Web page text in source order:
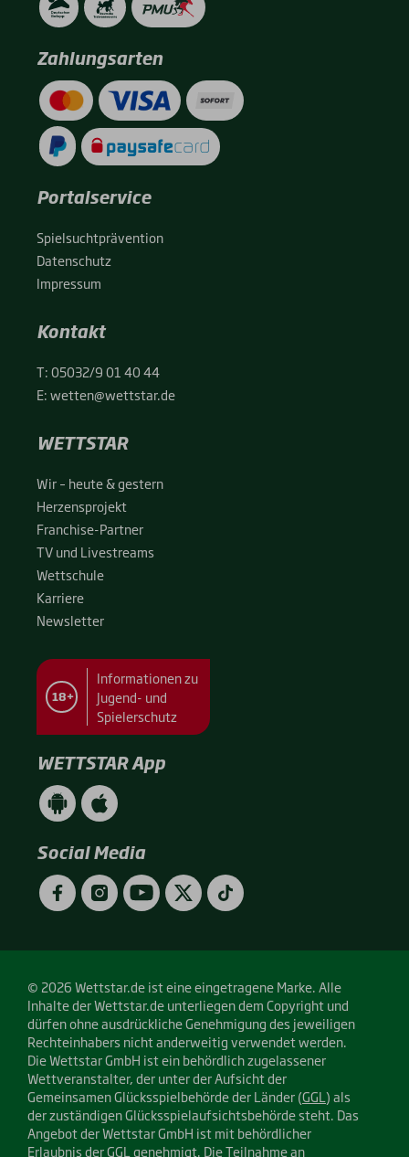
Zahlungsarten
Portalservice
Spiel­sucht­prä­ven­ti­on
Daten­schutz
Impres­sum
Kontakt
T:05032/9 01 40 44
E:wetten@wettstar.de
WETTSTAR
Wir – heu­te & ges­tern
Her­zens­pro­jekt
Fran­chise-Par­t­­ner
TV und Live­streams
Wett­schu­le
Kar­rie­re
News­let­ter
18+
Informationen zu
Jugend- und
Spielerschutz
WETTSTAR App
WETTSTAR
App
(Android
/
Google
Play)
WETTSTAR
App
(Apple
/
App
Store)
Social Media
FacebookInstagramYouTubeTwitterTikTok
© 2026 Wettstar.de ist eine eingetragene Marke. Alle
Inhalte der Wettstar.de unterliegen dem Copyright und
dürfen ohne ausdrückliche Genehmigung des jeweiligen
Rechteinhabers nicht anderweitig verwendet werden.
Die Wettstar GmbH ist ein behördlich zugelassener
Wettveranstalter, der unter der Aufsicht der
Gemeinsamen Glücksspielbehörde der Länder (GGL ) als
der zuständigen Glücksspielaufsichtsbehörde steht. Das
Angebot der Wettstar GmbH ist mit behördlicher
Erlaubnis der GGL genehmigt. Die Teilnahme an